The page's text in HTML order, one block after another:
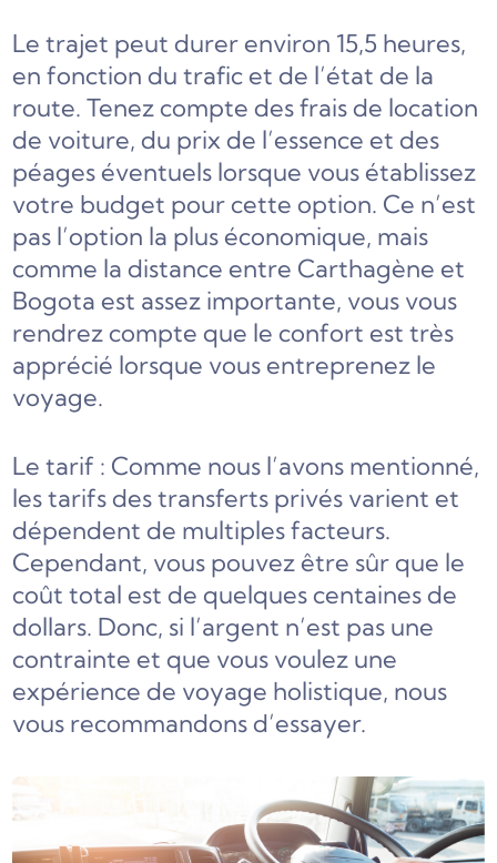
Le trajet peut durer environ 15,5 heures,
en fonction du trafic et de l’état de la
route. Tenez compte des frais de location
de voiture, du prix de l’essence et des
péages éventuels lorsque vous établissez
votre budget pour cette option. Ce n’est
pas l’option la plus économique, mais
comme la distance entre Carthagène et
Bogota est assez importante, vous vous
rendrez compte que le confort est très
apprécié lorsque vous entreprenez le
voyage.
Le tarif : Comme nous l’avons mentionné,
les tarifs des transferts privés varient et
dépendent de multiples facteurs.
Cependant, vous pouvez être sûr que le
coût total est de quelques centaines de
dollars. Donc, si l’argent n’est pas une
contrainte et que vous voulez une
expérience de voyage holistique, nous
vous recommandons d’essayer.